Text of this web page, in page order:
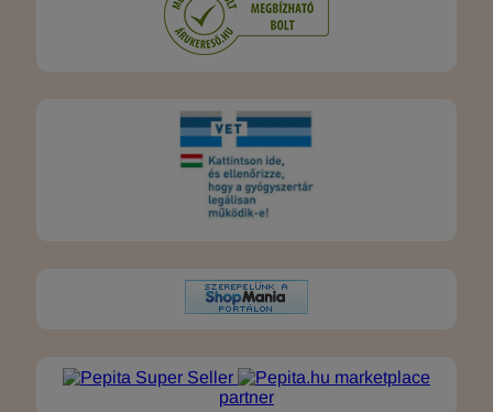
marketplace
partner